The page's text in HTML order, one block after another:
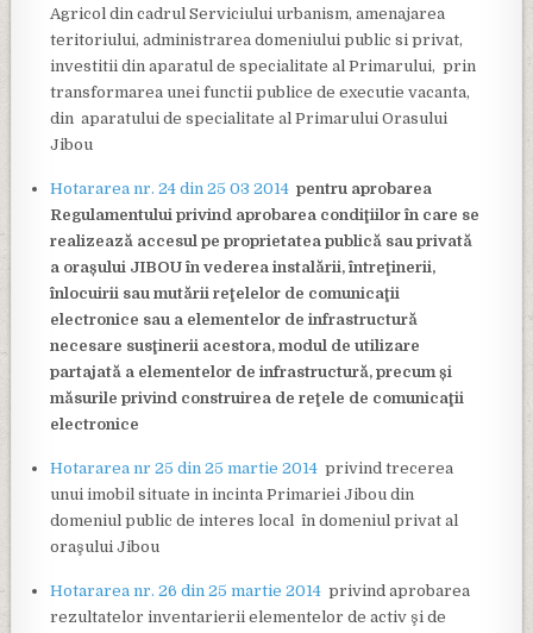
Agricol din cadrul Serviciului urbanism, amenajarea
teritoriului, administrarea domeniului public si privat,
investitii din aparatul de specialitate al Primarului, prin
transformarea unei functii publice de executie vacanta,
din aparatului de specialitate al Primarului Orasului
Jibou
Hotararea nr. 24 din 25 03 2014pentru aprobarea
Regulamentului privind aprobarea condiţiilor în care se
realizează accesul pe proprietatea publică sau privată
a orașului JIBOU în vederea instalării, întreţinerii,
înlocuirii sau mutării reţelelor de comunicaţii
electronice sau a elementelor de infrastructură
necesare susţinerii acestora, modul de utilizare
partajată a elementelor de infrastructură, precum și
măsurile privind construirea de reţele de comunicaţii
electronice
Hotararea nr 25 din 25 martie 2014 privind trecerea
unui imobil situate in incinta Primariei Jibou din
domeniul public de interes local în domeniul privat al
oraşului Jibou
Hotararea nr. 26 din 25 martie 2014 privind aprobarea
rezultatelor inventarierii elementelor de activ şi de